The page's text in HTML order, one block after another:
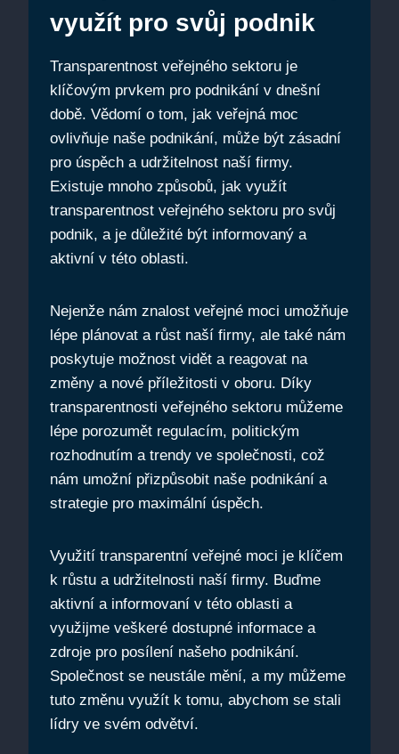
využít pro svůj podnik
Transparentnost veřejného sektoru je
klíčovým prvkem pro podnikání v dnešní
době. Vědomí o tom, jak veřejná moc
ovlivňuje naše podnikání, může být zásadní
pro úspěch a udržitelnost naší firmy.
Existuje mnoho způsobů, jak využít
transparentnost veřejného sektoru pro svůj
podnik, a je důležité být informovaný a
aktivní v této oblasti.
Nejenže nám znalost veřejné moci umožňuje
lépe plánovat a růst naší firmy, ale také nám
poskytuje možnost vidět a reagovat na
změny a nové příležitosti v oboru. Díky
transparentnosti veřejného sektoru můžeme
lépe porozumět regulacím, politickým
rozhodnutím a trendy ve společnosti, což
nám umožní přizpůsobit naše podnikání a
strategie pro maximální úspěch.
Využití transparentní veřejné moci je klíčem
k růstu a udržitelnosti naší firmy. Buďme
aktivní a informovaní v této oblasti a
využijme veškeré dostupné informace a
zdroje pro posílení našeho podnikání.
Společnost se neustále mění, a my můžeme
tuto změnu využít k tomu, abychom se stali
lídry ve svém odvětví.